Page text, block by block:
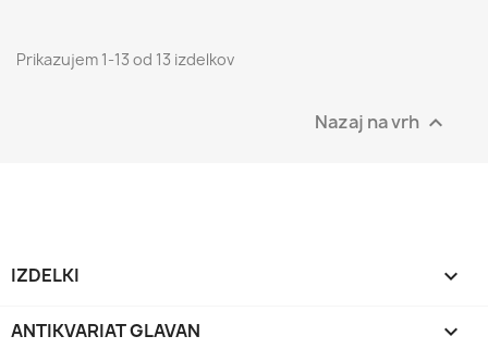
Prikazujem 1-13 od 13 izdelkov
Nazaj na vrh 
IZDELKI 
ANTIKVARIAT GLAVAN 